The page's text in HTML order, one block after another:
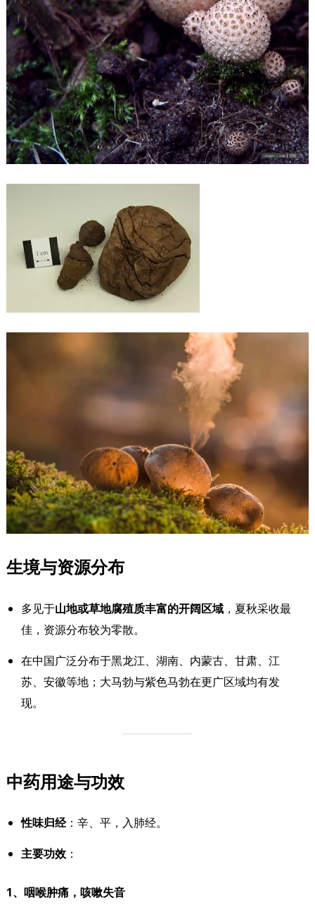
生境与资源分布
多见于山地或草地腐殖质丰富的开阔区域，夏秋采收最
佳，资源分布较为零散。
在中国广泛分布于黑龙江、湖南、内蒙古、甘肃、江
苏、安徽等地；大马勃与紫色马勃在更广区域均有发
现。
中药用途与功效
性味归经：辛、平，入肺经。
主要功效：
1、咽喉肿痛，咳嗽失音